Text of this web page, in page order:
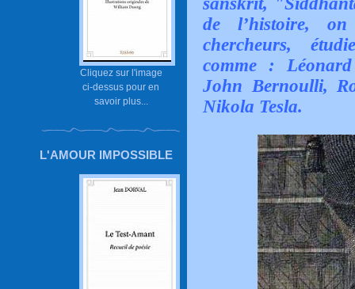
Cliquez sur l'image
ci-dessus pour en
savoir plus...
L'AMOUR IMPOSSIBLE
de l’histoire,
chercheurs,
comme :
John Bernoulli,
Nikola Tesla.